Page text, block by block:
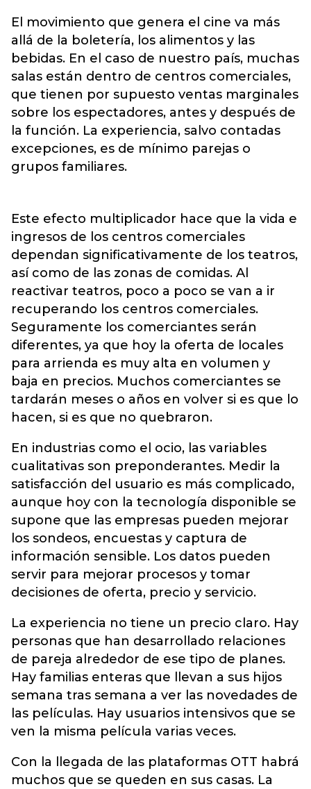
El movimiento que genera el cine va más
allá de la boletería, los alimentos y las
bebidas. En el caso de nuestro país, muchas
salas están dentro de centros comerciales,
que tienen por supuesto ventas marginales
sobre los espectadores, antes y después de
la función. La experiencia, salvo contadas
excepciones, es de mínimo parejas o
grupos familiares.
Este efecto multiplicador hace que la vida e
ingresos de los centros comerciales
dependan significativamente de los teatros,
así como de las zonas de comidas. Al
reactivar teatros, poco a poco se van a ir
recuperando los centros comerciales.
Seguramente los comerciantes serán
diferentes, ya que hoy la oferta de locales
para arrienda es muy alta en volumen y
baja en precios. Muchos comerciantes se
tardarán meses o años en volver si es que lo
hacen, si es que no quebraron.
En industrias como el ocio, las variables
cualitativas son preponderantes. Medir la
satisfacción del usuario es más complicado,
aunque hoy con la tecnología disponible se
supone que las empresas pueden mejorar
los sondeos, encuestas y captura de
información sensible. Los datos pueden
servir para mejorar procesos y tomar
decisiones de oferta, precio y servicio.
La experiencia no tiene un precio claro. Hay
personas que han desarrollado relaciones
de pareja alrededor de ese tipo de planes.
Hay familias enteras que llevan a sus hijos
semana tras semana a ver las novedades de
las películas. Hay usuarios intensivos que se
ven la misma película varias veces.
Con la llegada de las plataformas OTT habrá
muchos que se queden en sus casas. La